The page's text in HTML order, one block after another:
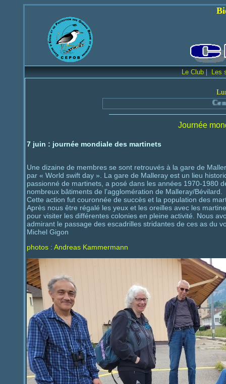
Bienvenue sur
Le Club | Les
Centre
Journée
7 juin : journée mondiale des martinets
Une dizaine de membres se sont retrouvés à la gare de
par « World swift day ». La gare de Malleray est un lieu
passionné de martinets, a posé dans les années 1970-1980
nombreux bâtiments de l’agglomération de Malleray/Bévilard.
Cette action fut couronnée de succès et la population des
Après nous être régalé les yeux et les oreilles avec les
pour visiter les différentes colonies en pleine activité. Nous
admirant le passage des escadrilles stridantes de ces as du
Michel Gigon
photos : Andreas Kammermann